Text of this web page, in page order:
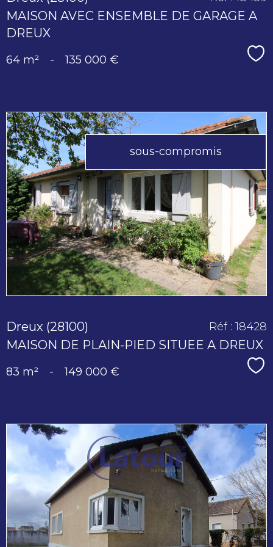
MAISON AVEC ENSEMBLE DE GARAGE A
DREUX
64 m² - 135 000 €
sous-compromis
voir le
bien
Dreux (28100)
MAISON DE PLAIN-PIED SITUEE A DREUX
Réf : 18428
83 m² - 149 000 €
voir le
bien